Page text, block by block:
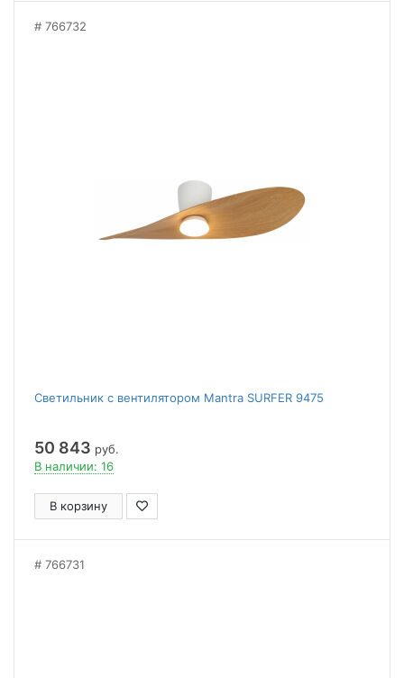
766732
Светильник с вентилятором Mantra SURFER 9475
50 843 руб.
В наличии: 16
В корзину
766731